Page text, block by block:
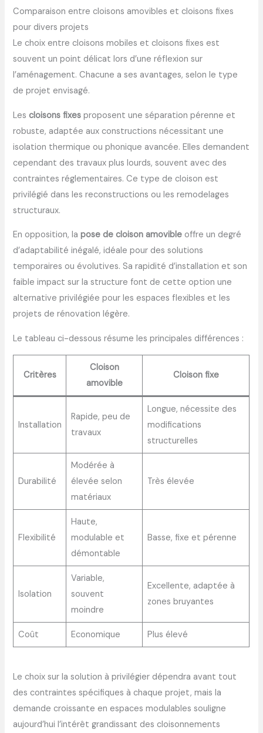
Comparaison entre cloisons amovibles et cloisons fixes
pour divers projets
Le choix entre cloisons mobiles et cloisons fixes est
souvent un point délicat lors d’une réflexion sur
l’aménagement. Chacune a ses avantages, selon le type
de projet envisagé.
Lescloisons fixes proposent une séparation pérenne et
robuste, adaptée aux constructions nécessitant une
isolation thermique ou phonique avancée. Elles demandent
cependant des travaux plus lourds, souvent avec des
contraintes réglementaires. Ce type de cloison est
privilégié dans les reconstructions ou les remodelages
structuraux.
En opposition, lapose de cloison amovible offre un degré
d’adaptabilité inégalé, idéale pour des solutions
temporaires ou évolutives. Sa rapidité d’installation et son
faible impact sur la structure font de cette option une
alternative privilégiée pour les espaces flexibles et les
projets de rénovation légère.
Le tableau ci-dessous résume les principales différences :
Critères
Cloison
amovible
Cloison fixe
Installation
Rapide, peu de
travaux
Longue, nécessite des
modifications
structurelles
Durabilité
Modérée à
élevée selon
matériaux
Très élevée
Flexibilité
Haute,
modulable et
démontable
Basse, fixe et pérenne
Isolation
Variable,
souvent
moindre
Excellente, adaptée à
zones bruyantes
Coût Economique Plus élevé
Le choix sur la solution à privilégier dépendra avant tout
des contraintes spécifiques à chaque projet, mais la
demande croissante en espaces modulables souligne
aujourd’hui l’intérêt grandissant des cloisonnements